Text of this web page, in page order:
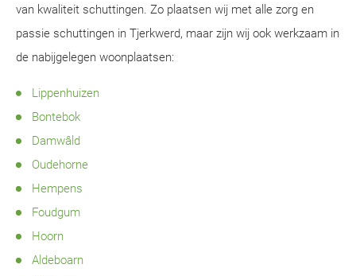
van kwaliteit schuttingen. Zo plaatsen wij met alle zorg en
passie schuttingen in Tjerkwerd, maar zijn wij ook werkzaam in
de nabijgelegen woonplaatsen:
Lippenhuizen
Bontebok
Damwâld
Oudehorne
Hempens
Foudgum
Hoorn
Aldeboarn